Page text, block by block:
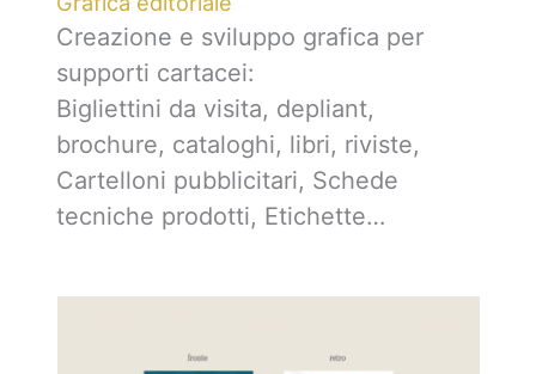
Creazione e sviluppo grafica per
supporti cartacei:
Bigliettini da visita, depliant,
brochure, cataloghi, libri, riviste,
Cartelloni pubblicitari, Schede
tecniche prodotti, Etichette…